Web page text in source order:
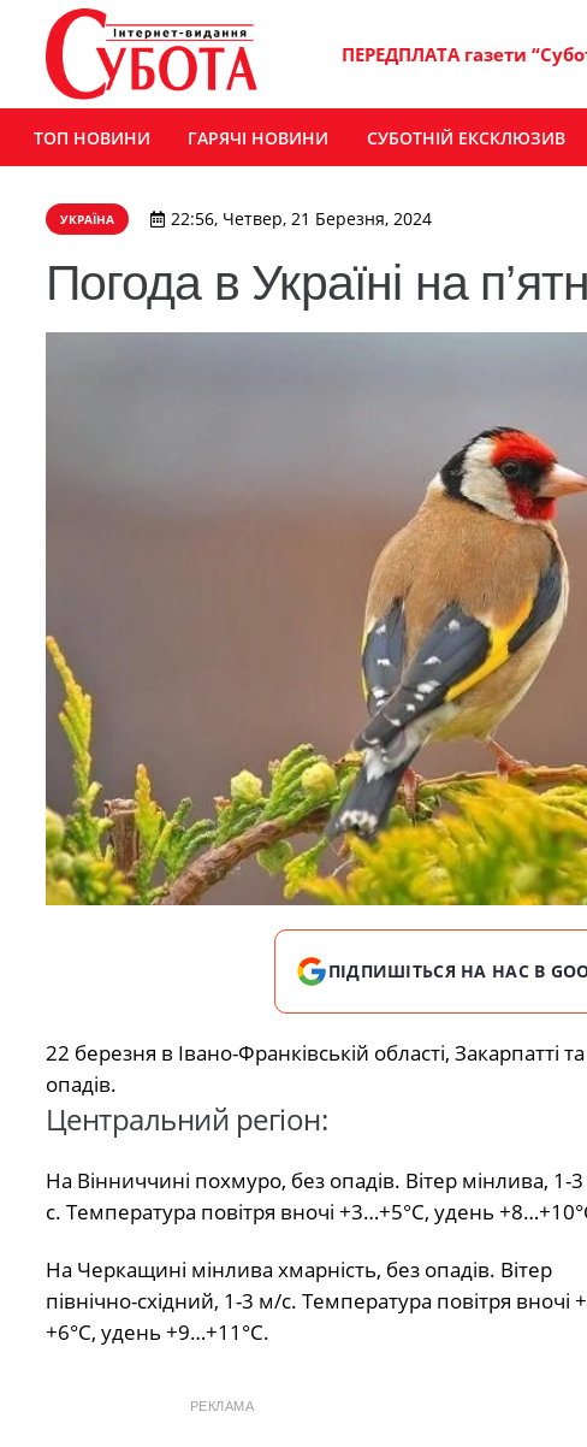
ПЕРЕДПЛАТА газети
ТОП НОВИНИ ГАРЯЧІ НОВИНИ СУБОТНІЙ ЕКСКЛЮЗИВ
УКРАЇНА 22:56, Четвер, 21 Березня, 2024
Погода в Україні на
ПІДПИШІТЬСЯ НА НАС В
22 березня в Івано-Франківській області, Закарпатті
опадів.
Центральний регіон:
На Вінниччині похмуро, без опадів. Вітер мінлива, 1-
с. Температура повітря вночі +3…+5°С, удень
На Черкащині мінлива хмарність, без опадів. Вітер
північно-східний, 1-3 м/с. Температура повітря вночі
+6°С, удень +9…+11°С.
РЕКЛАМА